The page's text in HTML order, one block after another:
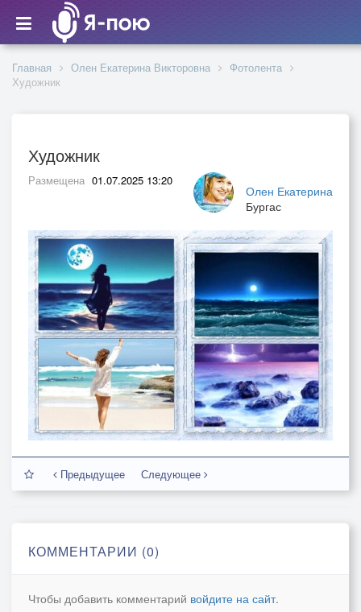
Главная Олен Екатерина Викторовна
Фотолента
Художник
Художник
Олен Екатерина
Бургас
Размещена 01.07.2025 13:20
Предыдущее Следующее
КОММЕНТАРИИ (0)
Чтобы добавить комментарий войдите на сайт.